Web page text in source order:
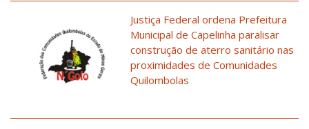
Justiça Federal ordena Prefeitura
Municipal de Capelinha paralisar
construção de aterro sanitário nas
proximidades de Comunidades
Quilombolas